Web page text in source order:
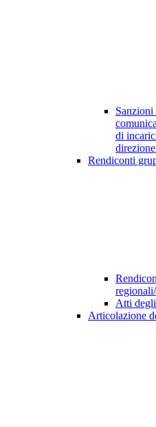
Sanzioni
di
Rendiconti
Atti
Articolazione